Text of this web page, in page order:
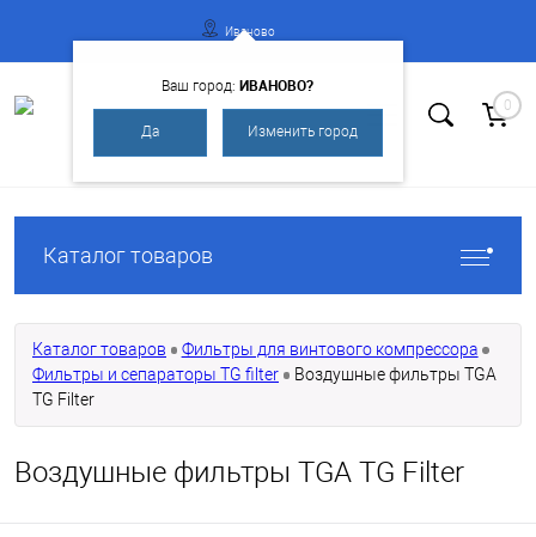
Регистрация
Иваново
Ваш город: ИВАНОВО?
Да Изменить город
0
Каталог товаров
Каталог товаров
Фильтры для винтового компрессора
Фильтры и сепараторы TG filter
Воздушные фильтры TGA
TG Filter
Воздушные фильтры TGA TG Filter